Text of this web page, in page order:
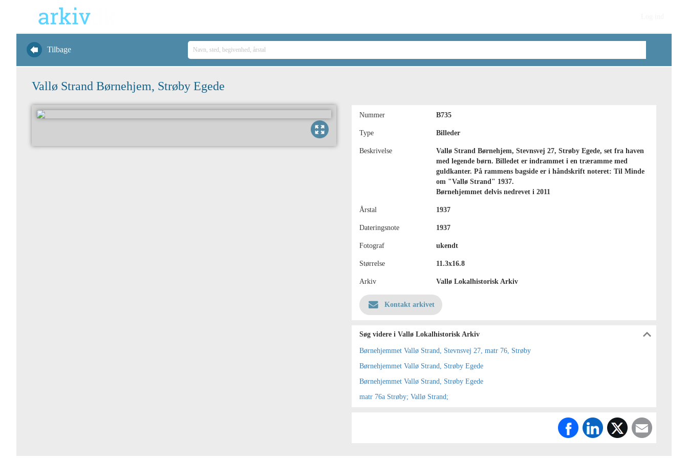
Tilbage
Vallø Strand Børnehjem, Strøby Egede
Nummer B735
Type Billeder
Beskrivelse
Vallø Strand Børnehjem, Stevnsvej 27, Strøby Egede, set fra haven
med legende børn. Billedet er indrammet i en træramme med
guldkanter. På rammens bagside er i håndskrift noteret: Til Minde
om "Vallø Strand" 1937.
Børnehjemmet delvis nedrevet i 2011
Årstal 1937
Dateringsnote 1937
Fotograf ukendt
Størrelse 11.3x16.8
Arkiv Vallø Lokalhistorisk Arkiv
Kontakt arkivet
Søg videre i Vallø Lokalhistorisk Arkiv
Børnehjemmet Vallø Strand, Stevnsvej 27, matr 76, Strøby
Børnehjemmet Vallø Strand, Strøby Egede
Børnehjemmet Vallø Strand, Strøby Egede
matr 76a Strøby; Vallø Strand;